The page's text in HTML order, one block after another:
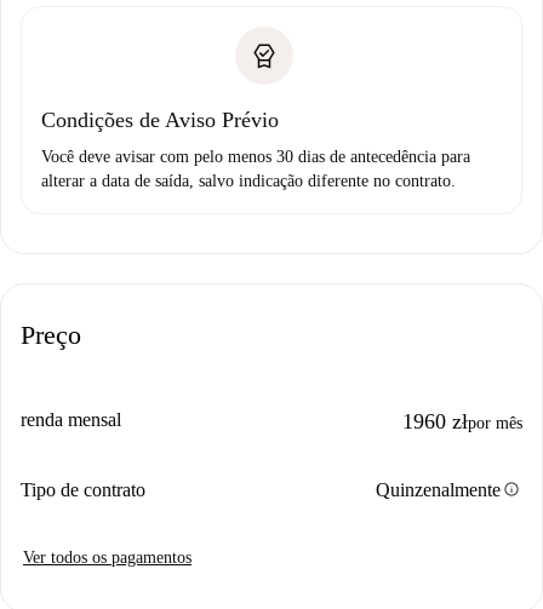
Condições de Aviso Prévio
Você deve avisar com pelo menos 30 dias de antecedência para
alterar a data de saída, salvo indicação diferente no contrato.
Preço
renda mensal 1960 złpor mês
Tipo de contrato Quinzenalmenteinfo
Ver todos os pagamentos